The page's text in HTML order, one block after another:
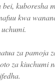
kuboresha
kwa
za pamoja
za kiuchumi